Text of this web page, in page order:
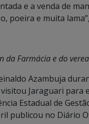
e a venda de
poeira e muita
da Farmácia e do
Azambuja
Jaraguari para
Estadual de
publicou no Diário